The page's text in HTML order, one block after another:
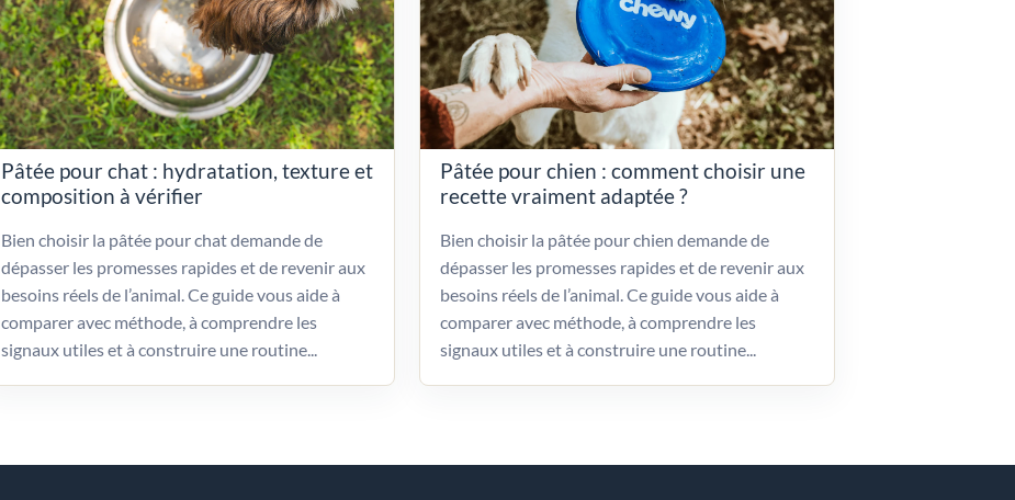
Pâtée pour chat : hydratation, texture et
composition à vérifier
Bien choisir la pâtée pour chat demande de
dépasser les promesses rapides et de revenir aux
besoins réels de l’animal. Ce guide vous aide à
comparer avec méthode, à comprendre les
signaux utiles et à construire une routine...
Pâtée pour chien : comment choisir une
recette vraiment adaptée ?
Bien choisir la pâtée pour chien demande de
dépasser les promesses rapides et de revenir aux
besoins réels de l’animal. Ce guide vous aide à
comparer avec méthode, à comprendre les
signaux utiles et à construire une routine...